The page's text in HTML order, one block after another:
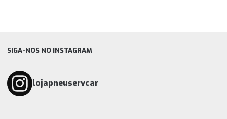
SIGA-NOS NO INSTAGRAM
lojapneuservcar